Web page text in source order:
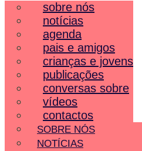
sobre nós
notícias
agenda
pais e amigos
crianças e jovens
publicações
conversas sobre
vídeos
contactos
SOBRE NÓS
NOTÍCIAS